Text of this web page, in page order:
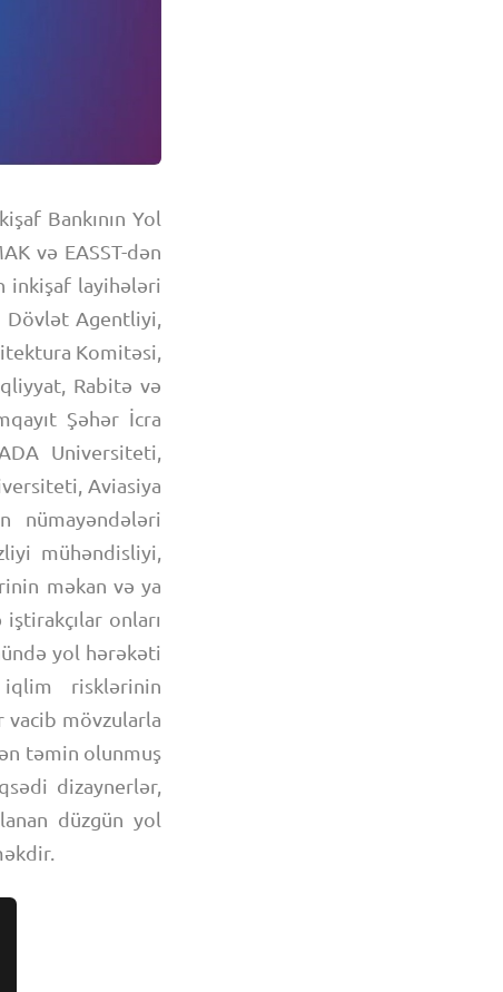
Bankının Yol
və EASST-dən
inkişaf layihələri
Dövlət Agentliyi,
Komitəsi,
Rabitə və
Şəhər İcra
Universiteti,
Aviasiya
nümayəndələri
mühəndisliyi,
məkan və ya
onları
yol hərəkəti
risklərinin
mövzularla
təmin olunmuş
dizaynerlər,
düzgün yol